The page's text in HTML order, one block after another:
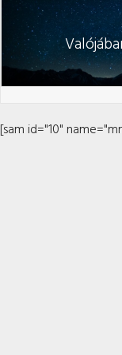
[sam id="10"